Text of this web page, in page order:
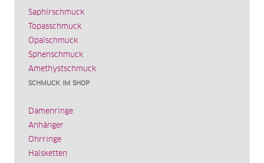
Saphirschmuck
Topasschmuck
Opalschmuck
Sphenschmuck
Amethystschmuck
SCHMUCK IM SHOP
Damenringe
Anhänger
Ohrringe
Halsketten